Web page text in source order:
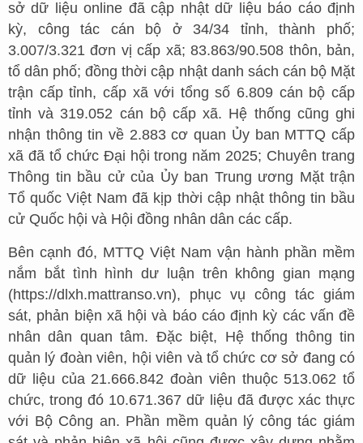
sở dữ liệu online đã cập nhật dữ liệu báo cáo định
kỳ, công tác cán bộ ở 34/34 tỉnh, thành phố;
3.007/3.321 đơn vị cấp xã; 83.863/90.508 thôn, bản,
tổ dân phố; đồng thời cập nhật danh sách cán bộ Mặt
trận cấp tỉnh, cấp xã với tổng số 6.809 cán bộ cấp
tỉnh và 319.052 cán bộ cấp xã. Hệ thống cũng ghi
nhận thông tin về 2.883 cơ quan Ủy ban MTTQ cấp
xã đã tổ chức Đại hội trong năm 2025; Chuyên trang
Thông tin bầu cử của Ủy ban Trung ương Mặt trận
Tổ quốc Việt Nam đã kịp thời cập nhật thông tin bầu
cử Quốc hội và Hội đồng nhân dân các cấp.
Bên cạnh đó, MTTQ Việt Nam vận hành phần mềm
nắm bắt tình hình dư luận trên không gian mạng
(https://dlxh.mattranso.vn), phục vụ công tác giám
sát, phản biện xã hội và báo cáo định kỳ các vấn đề
nhân dân quan tâm. Đặc biệt, Hệ thống thông tin
quản lý đoàn viên, hội viên và tổ chức cơ sở đang có
dữ liệu của 21.666.842 đoàn viên thuộc 513.062 tổ
chức, trong đó 10.671.367 dữ liệu đã được xác thực
với Bộ Công an. Phần mềm quản lý công tác giám